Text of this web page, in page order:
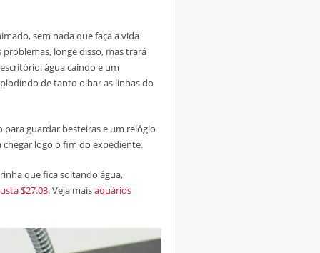
sem nada que faça a vida
longe disso, mas trará
água caindo e um
de tanto olhar as linhas do
guardar besteiras e um relógio
logo o fim do expediente.
que fica soltando água,
$27.03.Veja maisaquários